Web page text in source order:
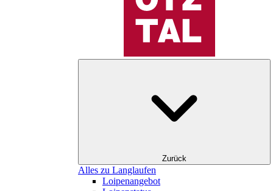
Zurück
Alles zu Langlaufen
Loipenangebot